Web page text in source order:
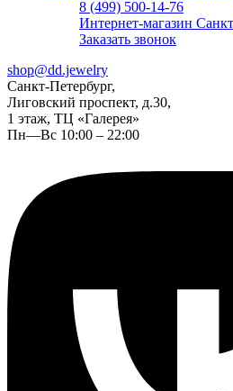
8 (499) 500-14-76
Интернет-магазин
Заказать звонок
shop@dd.jewelry
Санкт-Петербург,
Лиговский проспект, д.30,
1 этаж, ТЦ «Галерея»
Пн—Вс 10:00 – 22:00